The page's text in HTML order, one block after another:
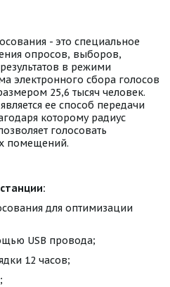
- это специальное
опросов, выборов,
в режими
электронного сбора голосов
25,6 тысяч человек.
ее способ передачи
которому радиус
голосовать
помещений.
для оптимизации
USB провода;
12 часов;